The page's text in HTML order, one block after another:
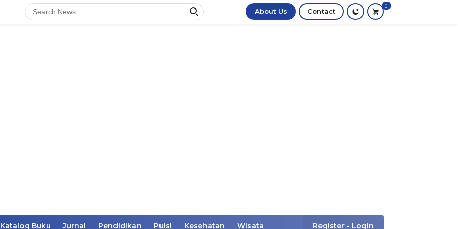
About Us Contact
0
Katalog Buku Jurnal Pendidikan Puisi Kesehatan Wisata Register - Login